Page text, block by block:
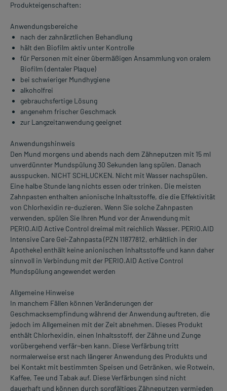
Produkteigenschaften:
Anwendungsbereiche
nach der zahnärztlichen Behandlung
hält den Biofilm aktiv unter Kontrolle
für Personen mit einer übermäßigen Ansammlung von oralem
Biofilm (dentaler Plaque)
bei schwieriger Mundhygiene
alkoholfrei
gebrauchsfertige Lösung
angenehm frischer Geschmack
zur Langzeitanwendung geeignet
Anwendungshinweis
Den Mund morgens und abends nach dem Zähneputzen mit 15 ml
unverdünnter Mundspülung 30 Sekunden lang spülen. Danach
ausspucken. NICHT SCHLUCKEN. Nicht mit Wasser nachspülen.
Eine halbe Stunde lang nichts essen oder trinken. Die meisten
Zahnpasten enthalten anionische Inhaltsstoffe, die die Effektivität
von Chlorhexidin re-duzieren. Wenn Sie solche Zahnpasten
verwenden, spülen Sie Ihren Mund vor der Anwendung mit
PERIO.AID Active Control dreimal mit reichlich Wasser. PERIO.AID
Intensive Care Gel-Zahnpasta (PZN 11877812, erhältlich in der
Apotheke) enthält keine anionischen Inhaltsstoffe und kann daher
sinnvoll in Verbindung mit der PERIO.AID Active Control
Mundspülung angewendet werden
Allgemeine Hinweise
In manchem Fällen können Veränderungen der
Geschmacksempfindung während der Anwendung auftreten, die
jedoch im Allgemeinen mit der Zeit abnehmen. Dieses Produkt
enthält Chlorhexidin, einen Inhaltsstoff, der Zähne und Zunge
vorübergehend verfär¬ben kann. Diese Verfärbung tritt
normalerweise erst nach längerer Anwendung des Produkts und
bei Kontakt mit bestimmten Speisen und Getränken, wie Rotwein,
Kaffee, Tee und Tabak auf. Diese Verfärbungen sind nicht
dauerhaft und können durch sorgfältiges Zähneputzen vermieden